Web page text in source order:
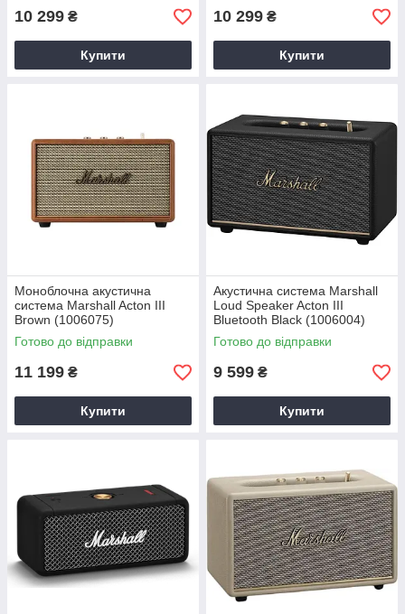
10 299 ₴
Купити
10 299 ₴
Купити
Моноблочна акустична
система Marshall Acton III
Brown (1006075)
Готово до відправки
11 199 ₴
Купити
Акустична система Marshall
Loud Speaker Acton III
Bluetooth Black (1006004)
Готово до відправки
9 599 ₴
Купити